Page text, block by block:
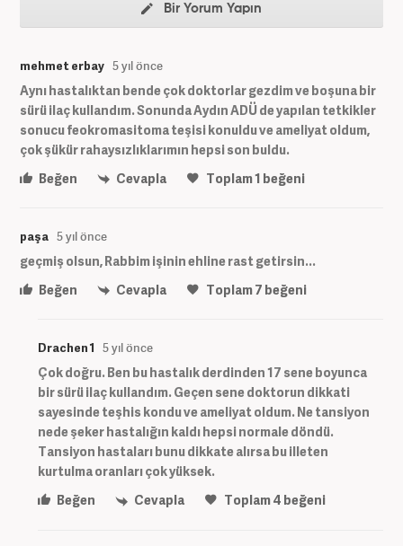
Bir Yorum Yapın
mehmet erbay 5 yıl önce
Aynı hastalıktan bende çok doktorlar gezdim ve boşuna bir
sürü ilaç kullandım. Sonunda Aydın ADÜ de yapılan tetkikler
sonucu feokromasitoma teşisi konuldu ve ameliyat oldum,
çok şükür rahaysızlıklarımın hepsi son buldu.
Beğen
Cevapla Toplam1 beğeni
paşa 5 yıl önce
geçmiş olsun, Rabbim işinin ehline rast getirsin...
Beğen
Cevapla Toplam7 beğeni
Drachen 1 5 yıl önce
Çok doğru. Ben bu hastalık derdinden 17 sene boyunca
bir sürü ilaç kullandım. Geçen sene doktorun dikkati
sayesinde teşhis kondu ve ameliyat oldum. Ne tansiyon
nede şeker hastalığın kaldı hepsi normale döndü.
Tansiyon hastaları bunu dikkate alırsa bu illeten
kurtulma oranları çok yüksek.
Beğen
Cevapla Toplam4 beğeni